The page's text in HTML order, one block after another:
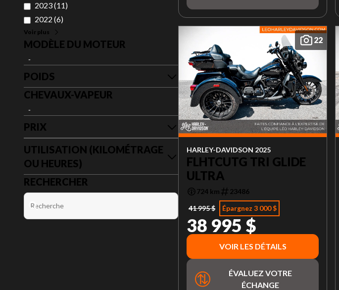
2023(11)
2022 (6)
Voir plus
MODÈLE DU MOTEUR
-
POIDS
CHEVAUX-VAPEUR
-
PRIX
UTILISATION (KILOMÉTRAGE
OU HEURES)
RECHERCHER
22
HARLEY-DAVIDSON 2025
FLHTCUTG TRI GLIDE
ULTRA
724 km
23486
41 995 $
Épargnez 3 000 $
38 995 $
VOIR LES DÉTAILS
ÉVALUEZ VOTRE
ÉCHANGE